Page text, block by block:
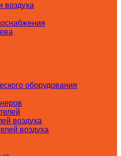
воздуха
оборудования
воздуха
воздуха